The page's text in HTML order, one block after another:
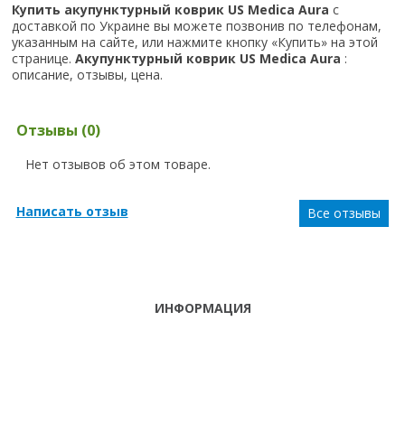
Купить акупунктурный коврик US Medica Auraс
доставкой по Украине вы можете позвонив по телефонам,
указанным на сайте, или нажмите кнопку «Купить» на этой
странице.Акупунктурный коврик US Medica Aura :
описание, отзывы, цена.
Отзывы (0)
Нет отзывов об этом товаре.
Написать отзыв Все отзывы
ИНФОРМАЦИЯ